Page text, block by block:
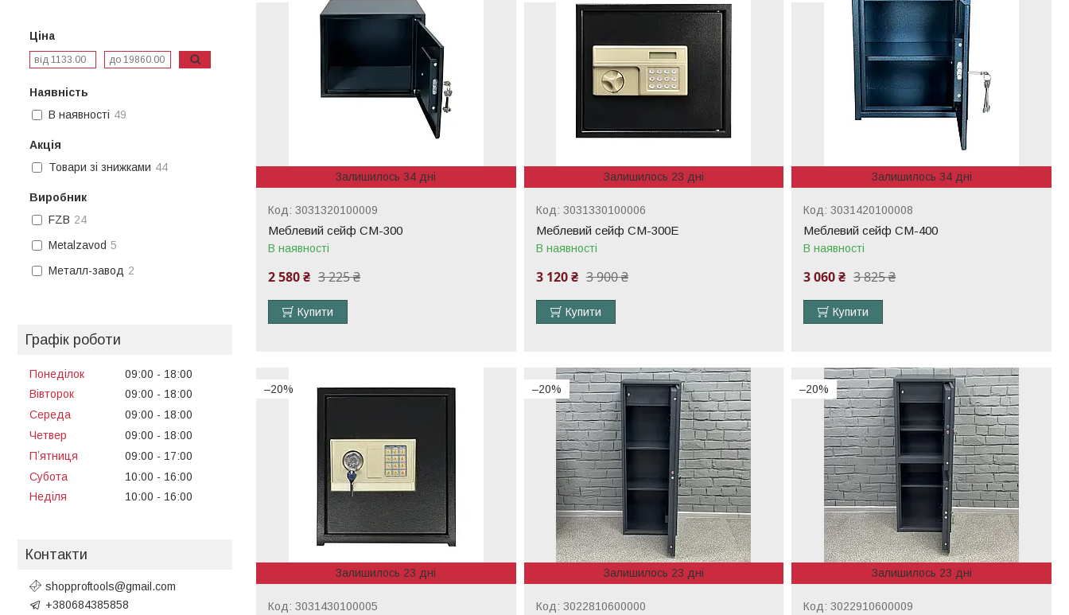
Залишилось 34 дні
3031320100009
Меблевий сейф СМ-300
В наявності
3 225 ₴
2 580 ₴
Купити
Залишилось 23 дні
3031330100006
Меблевий сейф СМ-300Е
В наявності
3 900 ₴
3 120 ₴
Купити
Залишилось 34 дні
3031420100008
Меблевий сейф СМ-400
В наявності
3 825 ₴
3 060 ₴
Купити
–20%
Залишилось 23 дні
3031430100005
–20%
Залишилось 23 дні
3022810600000
–20%
Залишилось 23 дні
3022910600009
Ціна
Наявність
В наявності 49
Акція
Товари зі знижками 44
Виробник
FZB 24
Metalzavod 5
Металл-завод 2
Графік роботи
Понеділок 09:00
18:00
Вівторок
09:00
18:00
Середа
09:00
18:00
Четвер
09:00
18:00
Пʼятниця
09:00
17:00
Субота
10:00
16:00
Неділя
10:00 16:00
Контакти
shopproftools@gmail.com
+380684385858